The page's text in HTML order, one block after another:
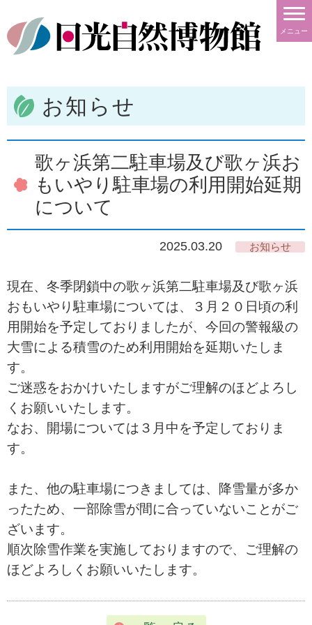
メニュー
お知らせ
歌ヶ浜第二駐車場及び歌ヶ浜お
もいやり駐車場の利用開始延期
について
2025.03.20 お知らせ
現在、冬季閉鎖中の歌ヶ浜第二駐車場及び歌ヶ浜
おもいやり駐車場については、３月２０日頃の利
用開始を予定しておりましたが、今回の警報級の
大雪による積雪のため利用開始を延期いたしま
す。
ご迷惑をおかけいたしますがご理解のほどよろし
くお願いいたします。
なお、開場については３月中を予定しておりま
す。
また、他の駐車場につきましては、降雪量が多か
ったため、一部除雪が間に合っていないことがご
ざいます。
順次除雪作業を実施しておりますので、ご理解の
ほどよろしくお願いいたします。